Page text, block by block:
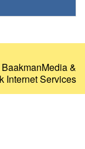
BaakmanMedia&
Internet Services